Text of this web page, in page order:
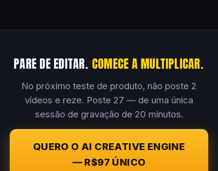
PARE DE EDITAR. COMECE A MULTIPLICAR.
No próximo teste de produto, não poste 2
vídeos e reze. Poste 27 — de uma única
sessão de gravação de 20 minutos.
QUERO O AI CREATIVE ENGINE
— R$97 ÚNICO